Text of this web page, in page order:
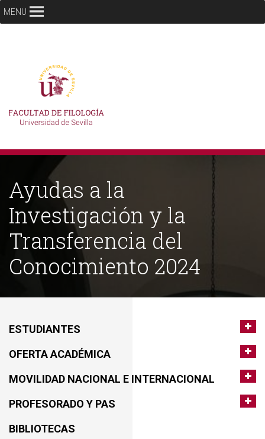
MENU
Ayudas a la
Investigación y la
Transferencia del
Conocimiento 2024
ESTUDIANTES
OFERTA ACADÉMICA
MOVILIDAD NACIONAL E INTERNACIONAL
PROFESORADO Y PAS
BIBLIOTECAS